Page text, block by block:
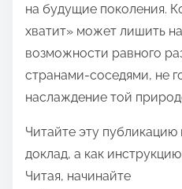
на будущие поколения.
хватит» может лишить
возможности равного
странами-соседями, не
наслаждение той
Читайте эту публикацию
доклад, а как
Читая, начинайте